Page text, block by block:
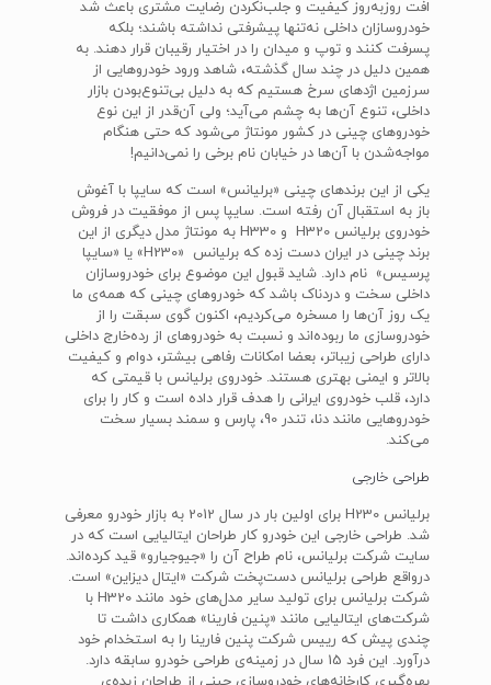
افت روزبه‌روز کیفیت و جلب‌نکردن رضایت مشتری باعث شد
خودروسازان داخلی نه‌تنها پیشرفتی نداشته باشند؛ بلکه
پسرفت کنند و توپ و میدان را در اختیار رقیبان قرار دهند. به
همین دلیل در چند سال گذشته، شاهد ورود خودروهایی از
سرزمین اژدهای سرخ هستیم که به دلیل بی‌تنوع‌بودن بازار
داخلی، تنوع آن‌ها به چشم می‌آید؛ ولی آ‌ن‌قدر از این نوع
خودروهای چینی در کشور مونتاژ می‌شود که حتی هنگام
مواجه‌شدن با آن‌ها در خیابان نام برخی را نمی‌دانیم!
یکی از این برندهای چینی «برلیانس» است که سایپا با آغوش
باز به استقبال آن رفته است. سایپا پس از موفقیت در فروش
خودروی برلیانس H320 و H330 به مونتاژ مدل دیگری از این
برند چینی در ایران دست زده که برلیانس «H230» یا «سایپا
پرسیس» نام دارد. شاید قبول این موضوع برای خودروسازان
داخلی سخت و دردناک باشد که خودروهای چینی که همه‌ی ما
یک روز آن‌ها را مسخره می‌کردیم، اکنون گوی سبقت را از
خودروسازی ما ربوده‌اند و نسبت به خودروهای از رده‌خارج داخلی
دارای طراحی زیباتر، بعضا امکانات رفاهی بیشتر، دوام و کیفیت
بالاتر و ایمنی بهتری هستند. خودروی برلیانس با قیمتی که
دارد، قلب خودروی ایرانی را هدف قرار داده است و کار را برای
خودروهایی مانند دنا، تندر 90، پارس و سمند بسیار سخت
می‌کند.
طراحی خارجی
برلیانس H230 برای اولین بار در سال 2012 به بازار خودرو معرفی
شد. طراحی خارجی این خودرو کار طراحان ایتالیایی است که در
سایت شرکت برلیانس، نام طراح آن را «جیوجیارو» قید کرده‌اند.
درواقع طراحی برلیانس دست‌پخت شرکت «ایتال دیزاین» است.
شرکت برلیانس برای تولید سایر مدل‌های خود مانند H320 با
شرکت‌های ایتالیایی مانند «پنین فارینا» همکاری داشت تا
چندی پیش که رییس شرکت پنین فارینا را به استخدام خود
درآورد. این فرد 15 سال در زمینه‌ی طراحی خودرو سابقه دارد.